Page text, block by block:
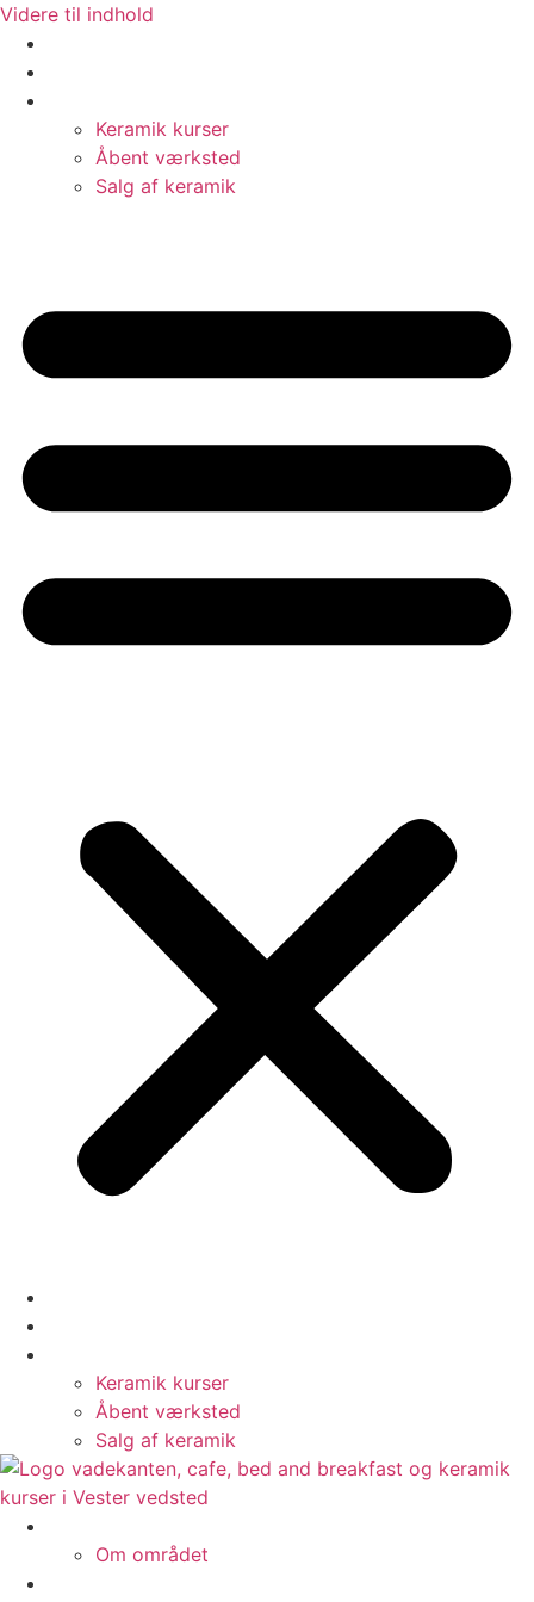
Videre til indhold
Keramik kurser
Åbent værksted
Salg af keramik
Keramik kurser
Åbent værksted
Salg af keramik
Om området